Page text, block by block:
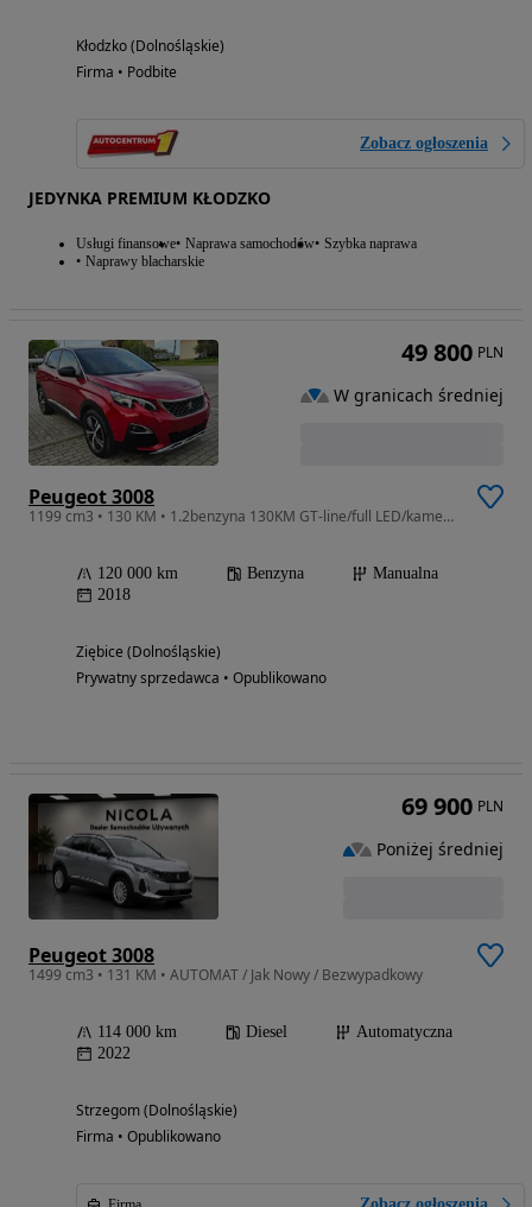
Kłodzko (Dolnośląskie)
Firma • Podbite
Zobacz ogłoszenia
JEDYNKA PREMIUM KŁODZKO
Usługi finansowe Naprawa samochodów Szybka naprawa
Naprawy blacharskie
Peugeot 3008
1199 cm3 • 130 KM • 1.2benzyna 130KM GT-line/full LED/kamera/keyless/bezwypadkowy/ZADBANY
120 000 km Benzyna
Manualna
2018
Ziębice (Dolnośląskie)
Prywatny sprzedawca • Opublikowano
49 800 PLN
W granicach średniej
Peugeot 3008
1499 cm3 • 131 KM • AUTOMAT / Jak Nowy / Bezwypadkowy
114 000 km Diesel
Automatyczna
2022
Strzegom (Dolnośląskie)
Firma • Opublikowano
69 900 PLN
Poniżej średniej